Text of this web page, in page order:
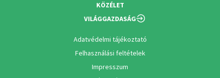
KÖZÉLET
VILÁGGAZDASÁG
Adatvédelmi tájékoztató
Felhasználási feltételek
Impresszum